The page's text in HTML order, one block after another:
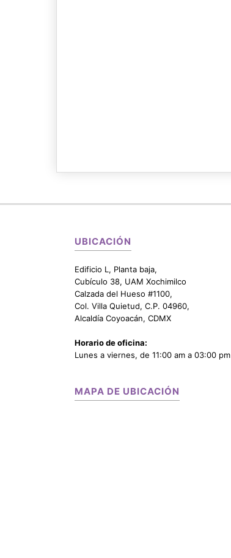
UBICACIÓN
Edificio L, Planta baja,
Cubículo 38, UAM Xochimilco
Calzada del Hueso #1100,
Col. Villa Quietud, C.P. 04960,
Alcaldía Coyoacán, CDMX
Horario de oficina:
Lunes a viernes, de 11:00 am a 03:00 pm
MAPA DE UBICACIÓN